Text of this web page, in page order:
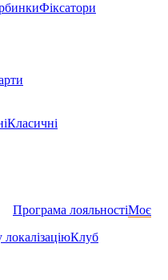
Фіксатори
Класичні
Програма лояльностіМоє
локалізаціюКлуб